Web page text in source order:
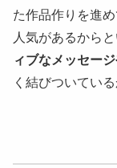
た作品作りを進
人気があるから
ィブなメッセー
く結びついてい